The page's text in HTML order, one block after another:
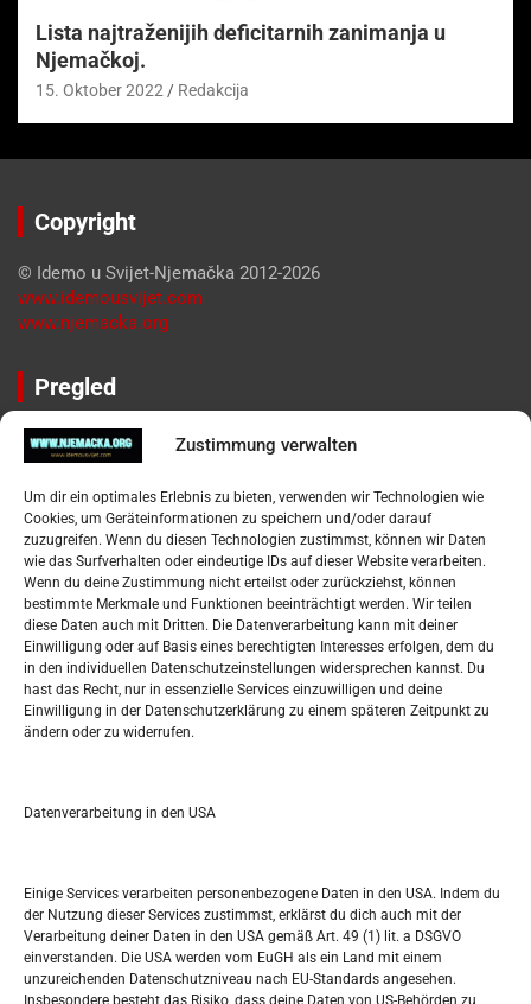
Zustimmung verwalten
Um dir ein optimales Erlebnis zu bieten, verwenden wir Technologien wie
Cookies, um Geräteinformationen zu speichern und/oder darauf
zuzugreifen. Wenn du diesen Technologien zustimmst, können wir Daten
wie das Surfverhalten oder eindeutige IDs auf dieser Website verarbeiten.
Wenn du deine Zustimmung nicht erteilst oder zurückziehst, können
bestimmte Merkmale und Funktionen beeinträchtigt werden. Wir teilen
diese Daten auch mit Dritten. Die Datenverarbeitung kann mit deiner
Einwilligung oder auf Basis eines berechtigten Interesses erfolgen, dem du
in den individuellen Datenschutzeinstellungen widersprechen kannst. Du
hast das Recht, nur in essenzielle Services einzuwilligen und deine
Einwilligung in der Datenschutzerklärung zu einem späteren Zeitpunkt zu
ändern oder zu widerrufen.
Datenverarbeitung in den USA
Einige Services verarbeiten personenbezogene Daten in den USA. Indem du
der Nutzung dieser Services zustimmst, erklärst du dich auch mit der
Verarbeitung deiner Daten in den USA gemäß Art. 49 (1) lit. a DSGVO
einverstanden. Die USA werden vom EuGH als ein Land mit einem
unzureichenden Datenschutzniveau nach EU-Standards angesehen.
Insbesondere besteht das Risiko, dass deine Daten von US-Behörden zu
Lista najtraženijih deficitarnih zanimanja u
Njemačkoj.
15. Oktober 2022 Redakcija
Copyright
© Idemo u Svijet-Njemačka 2012-2026
www.idemousvijet.com
www.njemacka.org
Pregled
Impressum
Datenschutzerklärung
Widerufsbelehrung
Oglašavanje / Postavite svoj oglas
Tko je “Idemo u Svijet – Njemačka?
Pretražite stranicu:
S
e
a
h
M D M D F S S
1
3 4 5 6 7 8